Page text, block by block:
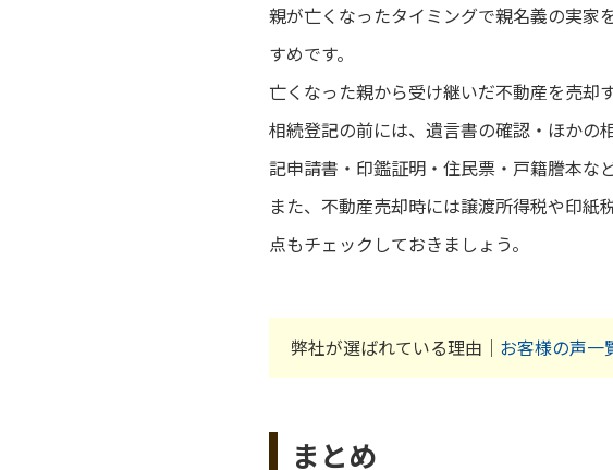
親が亡くなったタイミングで親名義の実家
すめです。
亡くなった親から受け継いだ不動産を売却
相続登記の前には、遺言書の確認・ほかの
記申請書・印鑑証明・住民票・戸籍謄本な
また、不動産売却時には譲渡所得税や印
点もチェックしておきましょう。
弊社が選ばれている理由｜ お客様の声一
まとめ